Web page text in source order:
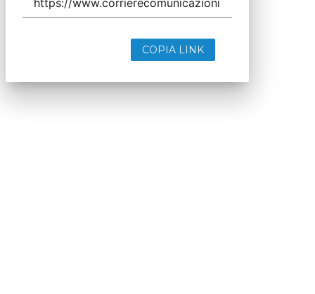
COPIA LINK